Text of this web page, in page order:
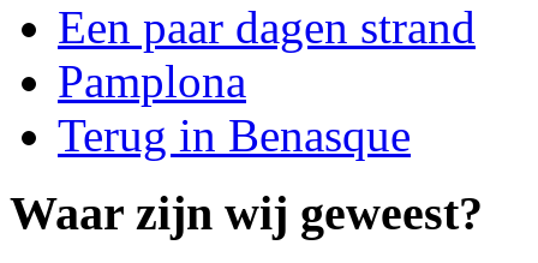
Een paar dagen strand
Pamplona
Terug in Benasque
Waar zijn wij geweest?